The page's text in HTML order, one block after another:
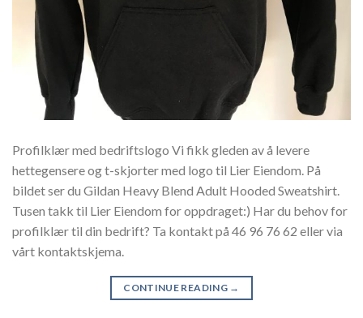
Profilklær med bedriftslogo Vi fikk gleden av å levere
hettegensere og t-skjorter med logo til Lier Eiendom. På
bildet ser du Gildan Heavy Blend Adult Hooded Sweatshirt.
Tusen takk til Lier Eiendom for oppdraget:) Har du behov for
profilklær til din bedrift? Ta kontakt på 46 96 76 62 eller via
vårt kontaktskjema.
CONTINUE READING →